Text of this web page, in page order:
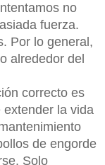
no
fuerza.
Por lo general,
alrededor del
correcto es
extender la vida
de engorde
Solo